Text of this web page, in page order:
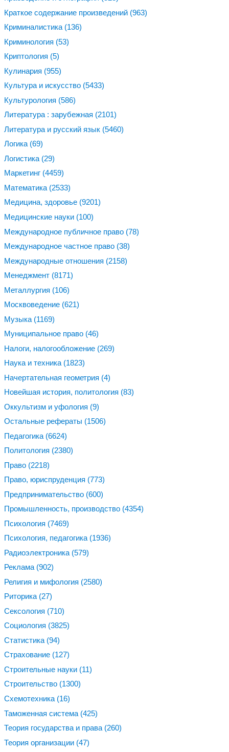
Краткое содержание произведений (963)
Криминалистика (136)
Криминология (53)
Криптология (5)
Кулинария (955)
Культура и искусство (5433)
Культурология (586)
Литература : зарубежная (2101)
Литература и русский язык (5460)
Логика (69)
Логистика (29)
Маркетинг (4459)
Математика (2533)
Медицина, здоровье (9201)
Медицинские науки (100)
Международное публичное право (78)
Международное частное право (38)
Международные отношения (2158)
Менеджмент (8171)
Металлургия (106)
Москвоведение (621)
Музыка (1169)
Муниципальное право (46)
Налоги, налогообложение (269)
Наука и техника (1823)
Начертательная геометрия (4)
Новейшая история, политология (83)
Оккультизм и уфология (9)
Остальные рефераты (1506)
Педагогика (6624)
Политология (2380)
Право (2218)
Право, юриспруденция (773)
Предпринимательство (600)
Промышленность, производство (4354)
Психология (7469)
Психология, педагогика (1936)
Радиоэлектроника (579)
Реклама (902)
Религия и мифология (2580)
Риторика (27)
Сексология (710)
Социология (3825)
Статистика (94)
Страхование (127)
Строительные науки (11)
Строительство (1300)
Схемотехника (16)
Таможенная система (425)
Теория государства и права (260)
Теория организации (47)